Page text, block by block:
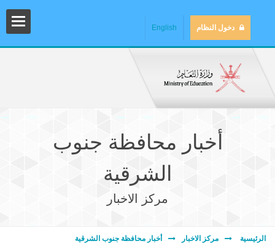
دخول النظام English
أخبار محافظة جنوب
الشرقية
مركز الاخبار
الرئيسية مركز الاخبار أخبار محافظة جنوب الشرقية